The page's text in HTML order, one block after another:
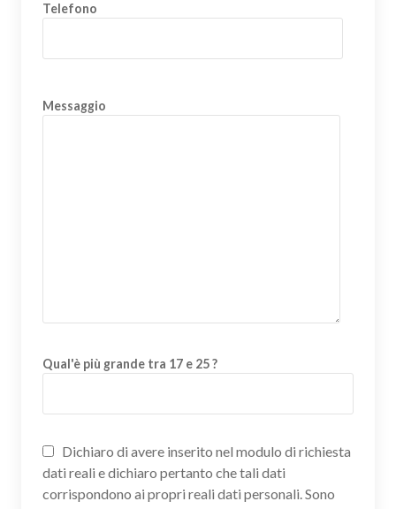
Telefono
Messaggio
Qual'è più grande tra 17 e 25 ?
Dichiaro di avere inserito nel modulo di richiesta
dati reali e dichiaro pertanto che tali dati
corrispondono ai propri reali dati personali. Sono